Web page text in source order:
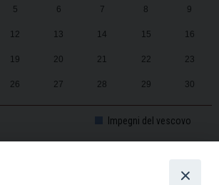
5 6 7 8 9
12 13 14 15 16
19 20 21 22 23
26 27 28 29 30
2 3 4 5 6
Impegni del vescovo
PASTORALE 2025-2026